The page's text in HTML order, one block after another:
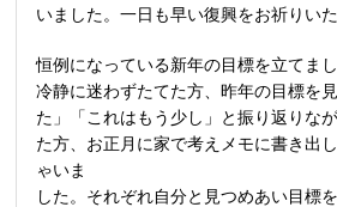
いました。一日も早い復興をお祈りいた
恒例になっている新年の目標を立てまし
冷静に迷わずたてた方、昨年の目標を
た」「これはもう少し」と振り返りな
た方、お正月に家で考えメモに書き出
ゃいま
した。それぞれ自分と見つめあい目標